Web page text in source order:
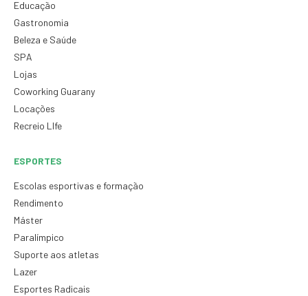
Educação
Gastronomia
Beleza e Saúde
SPA
Lojas
Coworking Guarany
Locações
Recreio LIfe
ESPORTES
Escolas esportivas e formação
Rendimento
Máster
Paralímpico
Suporte aos atletas
Lazer
Esportes Radicais